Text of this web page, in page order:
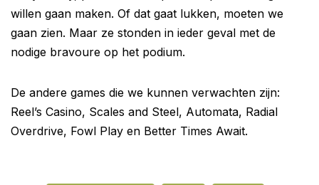
willen gaan maken. Of dat gaat lukken, moeten we
gaan zien. Maar ze stonden in ieder geval met de
nodige bravoure op het podium.
De andere games die we kunnen verwachten zijn:
Reel’s Casino, Scales and Steel, Automata, Radial
Overdrive, Fowl Play en Better Times Await.